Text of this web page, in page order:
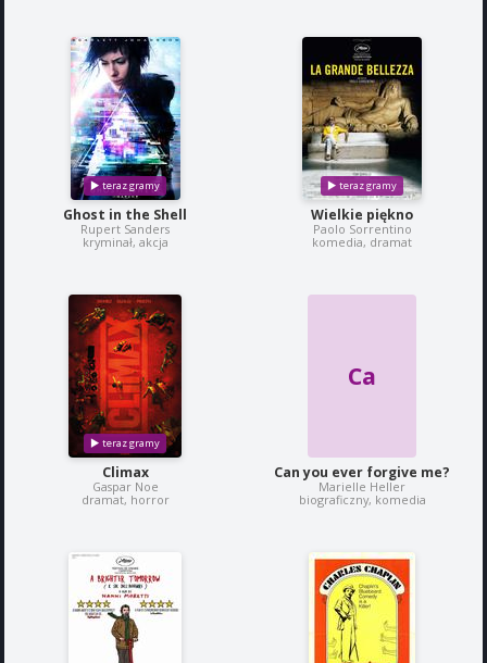
Ghost in the Shell
Rupert Sanders
kryminał, akcja
Wielkie piękno
Paolo Sorrentino
komedia, dramat
Climax
Gaspar Noe
dramat, horror
Ca
Can you ever forgive me?
Marielle Heller
biograficzny, komedia